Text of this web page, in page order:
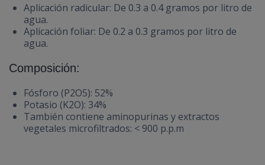
Aplicación radicular: De 0.3 a 0.4 gramos por litro de
agua.
Aplicación foliar: De 0.2 a 0.3 gramos por litro de
agua.
Composición:
Fósforo (P2O5): 52%
Potasio (K2O): 34%
También contiene aminopurinas y extractos
vegetales microfiltrados: < 900 p.p.m